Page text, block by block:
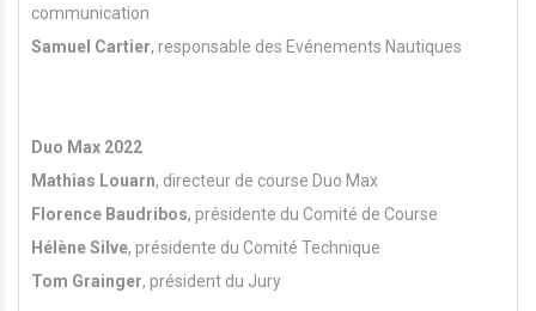
communication
Samuel Cartier, responsable des Evénements Nautiques
Duo Max 2022
Mathias Louarn, directeur de course Duo Max
Florence Baudribos, présidente du Comité de Course
Hélène Silve, présidente du Comité Technique
Tom Grainger, président du Jury